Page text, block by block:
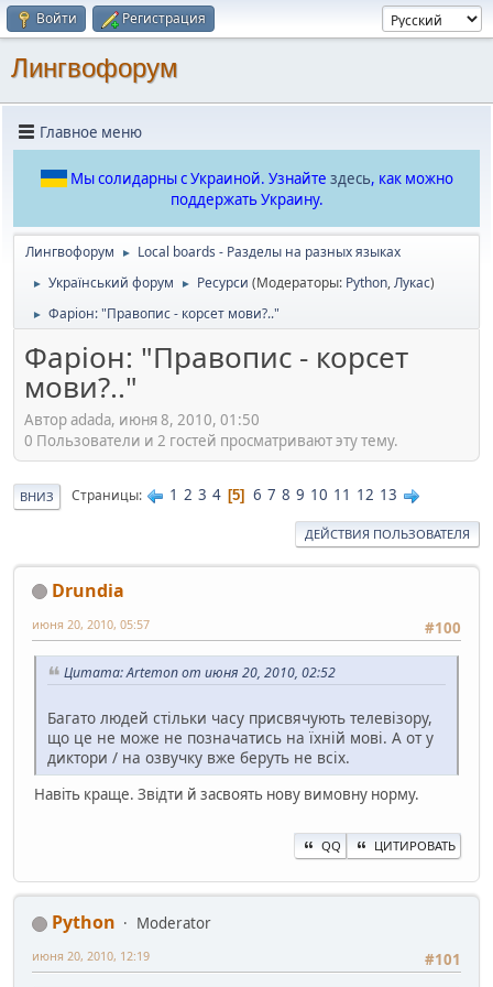
Войти Регистрация
Лингвофорум
Главное меню
Мы солидарны с Украиной. Узнайте здесь, как можно
поддержать Украину.
Лингвофорум ► Local boards - Разделы на разных языках
► Український форум ► Ресурси (Модераторы: Python,Лукас)
► Фаріон: "Правопис - корсет мови?.."
Фаріон: "Правопис - корсет
мови?.."
Автор adada, июня 8, 2010, 01:50
0 Пользователи и 2 гостей просматривают эту тему.
ВНИЗ Страницы 1 2 3 4 5 6 7 8 9 10 11 12 13
ДЕЙСТВИЯ ПОЛЬЗОВАТЕЛЯ
Drundia
#100
июня 20, 2010, 05:57
Цитата: Artemon от июня 20, 2010, 02:52
Багато людей стільки часу присвячують телевізору,
що це не може не позначатись на їхній мові. А от у
диктори / на озвучку вже беруть не всіх.
Навіть краще. Звідти й засвоять нову вимовну норму.
QQ ЦИТИРОВАТЬ
Python
Moderator
#101
июня 20, 2010, 12:19